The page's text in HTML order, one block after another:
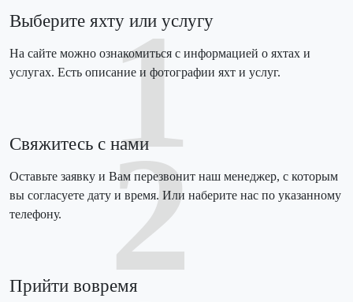
1
Выберите яхту или услугу
На сайте можно ознакомиться с информацией о яхтах и
услугах. Есть описание и фотографии яхт и услуг.
2
Свяжитесь с нами
Оставьте заявку и Вам перезвонит наш менеджер, с которым
вы согласуете дату и время. Или наберите нас по указанному
телефону.
Прийти вовремя